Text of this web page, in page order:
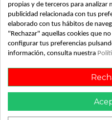
Código motor
Bastidor
Color
Combustible
Potencia
propias y de terceros para analizar
publicidad relacionada con tus
elaborado con tus hábitos de
"Rechazar" aquellas cookies que
configurar tus preferencias
información, consulta nuestra